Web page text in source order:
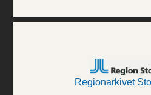
Regionarkivet